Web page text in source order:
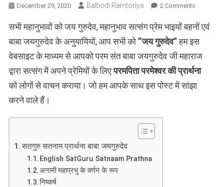
December 29, 2020 Balbodi Ramtoriya 2 CommentsOn
सतनाम,
प्रणाम
–
जय
सभी महानुभावों को जय गुरुदेव, महानुभाव सत्संग प्रेम भाइयों बहनों एवं
बाबा जयगुरुदेव के अनुयायियों, आप सभी को“जय गुरुदेव”हम इस
वेबसाइट के माध्यम से आपको परम संत बाबा जयगुरुदेव जी महाराज
द्वारा सत्संग में अपने प्रेमियों के लिएपरमपिता परमेश्वर की प्रार्थना
को लोगों से वाचन कराया। जो हम आपके साथ इस पोस्ट में सांझा
करने वाले हैं।
सतगुरु सतनाम प्रार्थना बाबा जयगुरुदेव
English SatGuru Satnaam Prathna
अनामी महाप्रभु के वर्णन के रूप
निष्कर्ष